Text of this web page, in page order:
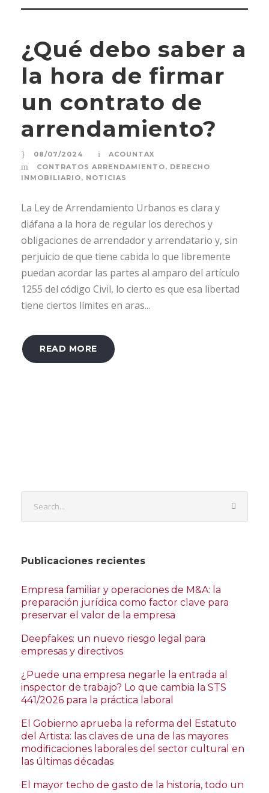
¿Qué debo saber a
la hora de firmar
un contrato de
arrendamiento?
08/07/2024
ACOUNTAX
CONTRATOS ARRENDAMIENTO, DERECHO
INMOBILIARIO, NOTICIAS
La Ley de Arrendamiento Urbanos es clara y
diáfana a la hora de regular los derechos y
obligaciones de arrendador y arrendatario y, sin
perjuicio de que tiene cabida lo que libremente
puedan acordar las partes al amparo del artículo
1255 del código Civil, lo cierto es que esa libertad
tiene ciertos límites en aras...
READ MORE
Publicaciones recientes
Empresa familiar y operaciones de M&A: la
preparación jurídica como factor clave para
preservar el valor de la empresa
Deepfakes: un nuevo riesgo legal para
empresas y directivos
¿Puede una empresa negarle la entrada al
inspector de trabajo? Lo que cambia la STS
441/2026 para la práctica laboral
El Gobierno aprueba la reforma del Estatuto
del Artista: las claves de una de las mayores
modificaciones laborales del sector cultural en
las últimas décadas
El mayor techo de gasto de la historia, todo un